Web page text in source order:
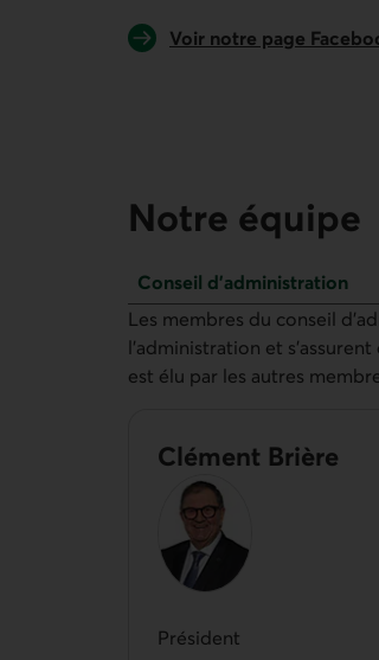
Voir notre page
Lien externe au site.
Notre équipe
Conseil d’administration
Conseil
Les membres du conseil
l'administration et
est élu par les autres
Clément Brière
Président